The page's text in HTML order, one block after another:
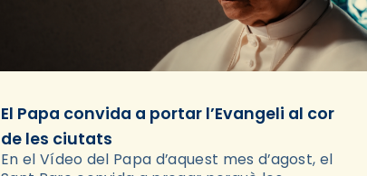
El Papa convida a portar l’Evangeli al cor
de les ciutats
En el Vídeo del Papa d’aquest mes d’agost, el